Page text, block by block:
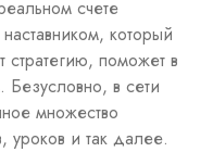
счете
который
стратегию, поможет в
Безусловно, в сети
множество
уроков и так далее.